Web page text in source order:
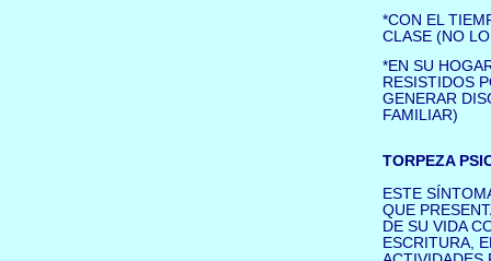
*CON EL
CLASE (NO
*EN SU
RESISTIDOS
GENERAR
FAMILIAR)
TORPEZA
ESTE
QUE
DE SU VIDA
ESCRITURA,